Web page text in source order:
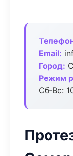
Email:
Город:
Режим
Сб-Вс: